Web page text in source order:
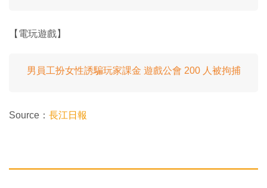
【電玩遊戲】
男員工扮女性誘騙玩家課金 遊戲公會 200 人被拘捕
Source： 長江日報